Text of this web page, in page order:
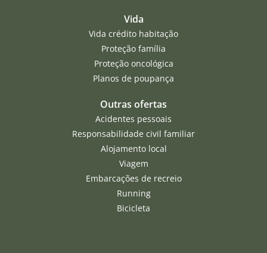
Vida
Vida crédito habitação
Proteção família
Proteção oncológica
Planos de poupança
Outras ofertas
Acidentes pessoais
Responsabilidade civil familiar
Alojamento local
Viagem
Embarcações de recreio
Running
Bicicleta